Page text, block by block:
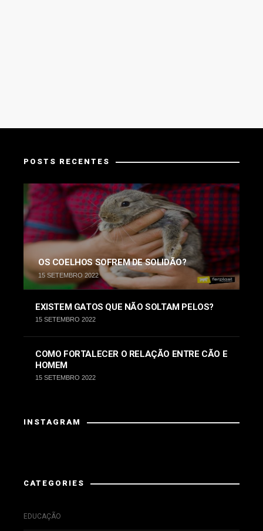
POSTS RECENTES
OS COELHOS SOFREM DE SOLIDÃO?
15 SETEMBRO 2022
EXISTEM GATOS QUE NÃO SOLTAM PELOS?
15 SETEMBRO 2022
COMO FORTALECER O RELAÇÃO ENTRE CÃO E
HOMEM
15 SETEMBRO 2022
INSTAGRAM
CATEGORIES
EDUCAÇÃO